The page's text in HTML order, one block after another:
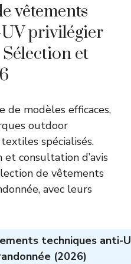
vêtements
privilégier
et
de modèles efficaces,
outdoor
spécialisés.
consultation d’avis
de vêtements
avec leurs
techniques anti-
(2026)